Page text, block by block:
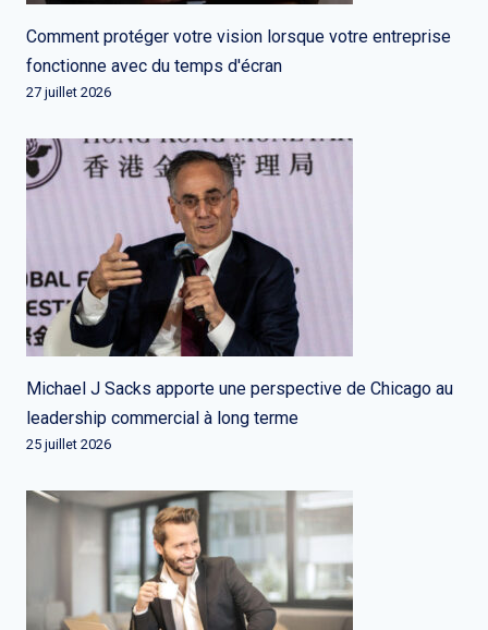
Comment protéger votre vision lorsque votre entreprise
fonctionne avec du temps d'écran
27 juillet 2026
Michael J Sacks apporte une perspective de Chicago au
leadership commercial à long terme
25 juillet 2026